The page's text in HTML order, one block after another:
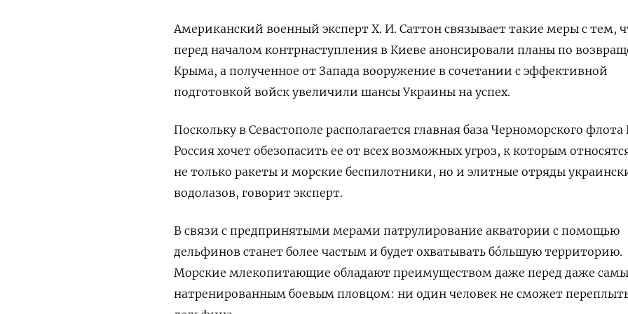
Американский военный эксперт Х. И. Саттон связывает такие меры с тем,
перед началом контрнаступления в Киеве анонсировали планы по
Крыма, а полученное от Запада вооружение в сочетании с эффективной
подготовкой войск увеличили шансы Украины на успех.
Поскольку в Севастополе располагается главная база Черноморского
Россия хочет обезопасить ее от всех возможных угроз, к которым
не только ракеты и морские беспилотники, но и элитные отряды
водолазов, говорит эксперт.
В связи с предпринятыми мерами патрулирование акватории с помощью
дельфинов станет более частым и будет охватывать бóльшую территорию.
Морские млекопитающие обладают преимуществом даже перед даже
натренированным боевым пловцом: ни один человек не сможет